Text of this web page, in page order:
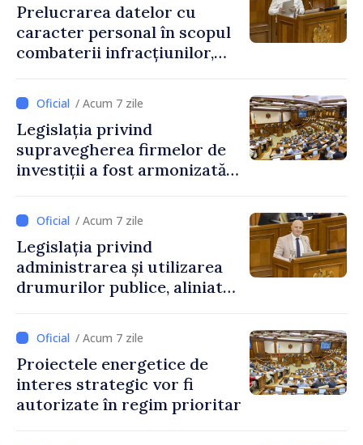
Prelucrarea datelor cu
caracter personal în scopul
combaterii infracțiunilor,
/ Acum 7 zile
Legislația privind
supravegherea firmelor de
investiții a fost armonizată
/ Acum 7 zile
Legislația privind
administrarea și utilizarea
drumurilor publice, aliniată
/ Acum 7 zile
Proiectele energetice de
interes strategic vor fi
autorizate în regim prioritar